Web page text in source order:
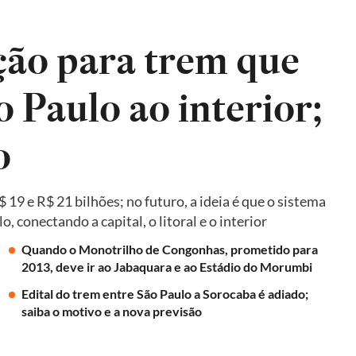
para trem que
Paulo ao interior;
e R$ 21 bilhões; no futuro, a ideia é que o sistema
conectando a capital, o litoral e o interior
Quando o Monotrilho de Congonhas, prometido para
2013, deve ir ao Jabaquara e ao Estádio do Morumbi
Edital do trem entre São Paulo a Sorocaba é adiado;
saiba o motivo e a nova previsão